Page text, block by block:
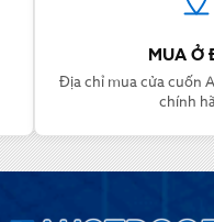
MUA Ở
Địa chỉ mua cửa cuốn
chính